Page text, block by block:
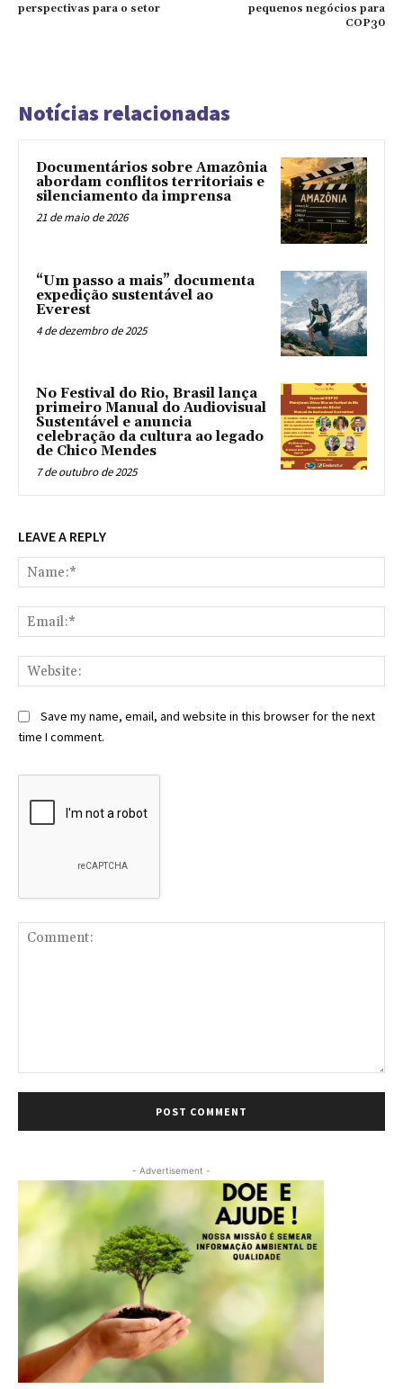
perspectivas para o setor
pequenos negócios para
COP30
Notícias relacionadas
Documentários sobre Amazônia
abordam conflitos territoriais e
silenciamento da imprensa
21 de maio de 2026
“Um passo a mais” documenta
expedição sustentável ao
Everest
4 de dezembro de 2025
No Festival do Rio, Brasil lança
primeiro Manual do Audiovisual
Sustentável e anuncia
celebração da cultura ao legado
de Chico Mendes
7 de outubro de 2025
LEAVE A REPLY
Save my name, email, and website in this browser for the next
time I comment.
- Advertisement -